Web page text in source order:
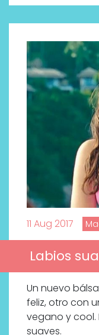
11 Aug 2017
Labios
Un nuevo
feliz, otro con
vegano y cool.
suaves.